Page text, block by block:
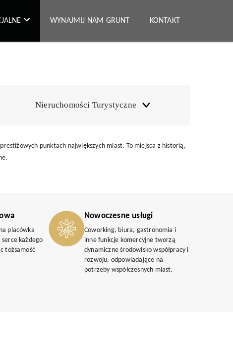
WYNAJMIJ NAM GRUNT KONTAKT
Nieruchomości Turystyczne
punktach największych miast. To miejsca z historią,
placówka
każdego
tożsamość
Nowoczesne usługi
Coworking, biura, gastronomia i
inne funkcje komercyjne tworzą
dynamiczne środowisko współpracy i
rozwoju, odpowiadające na
potrzeby współczesnych miast.